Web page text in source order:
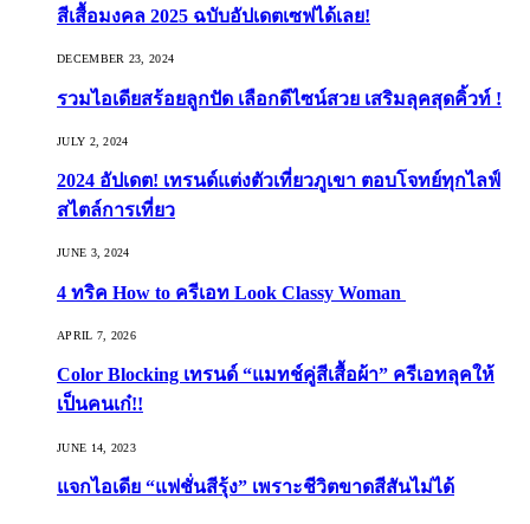
สีเสื้อมงคล 2025 ฉบับอัปเดตเซฟได้เลย!
DECEMBER 23, 2024
รวมไอเดียสร้อยลูกปัด เลือกดีไซน์สวย เสริมลุคสุดคิ้วท์ !
JULY 2, 2024
2024 อัปเดต! เทรนด์แต่งตัวเที่ยวภูเขา ตอบโจทย์ทุกไลฟ์
สไตล์การเที่ยว
JUNE 3, 2024
4 ทริค How to ครีเอท Look Classy Woman
APRIL 7, 2026
Color Blocking เทรนด์ “แมทช์คู่สีเสื้อผ้า” ครีเอทลุคให้
เป็นคนเก๋!!
JUNE 14, 2023
แจกไอเดีย “แฟชั่นสีรุ้ง” เพราะชีวิตขาดสีสันไม่ได้